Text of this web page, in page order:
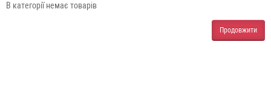
В категорії немає товарів
Продовжити